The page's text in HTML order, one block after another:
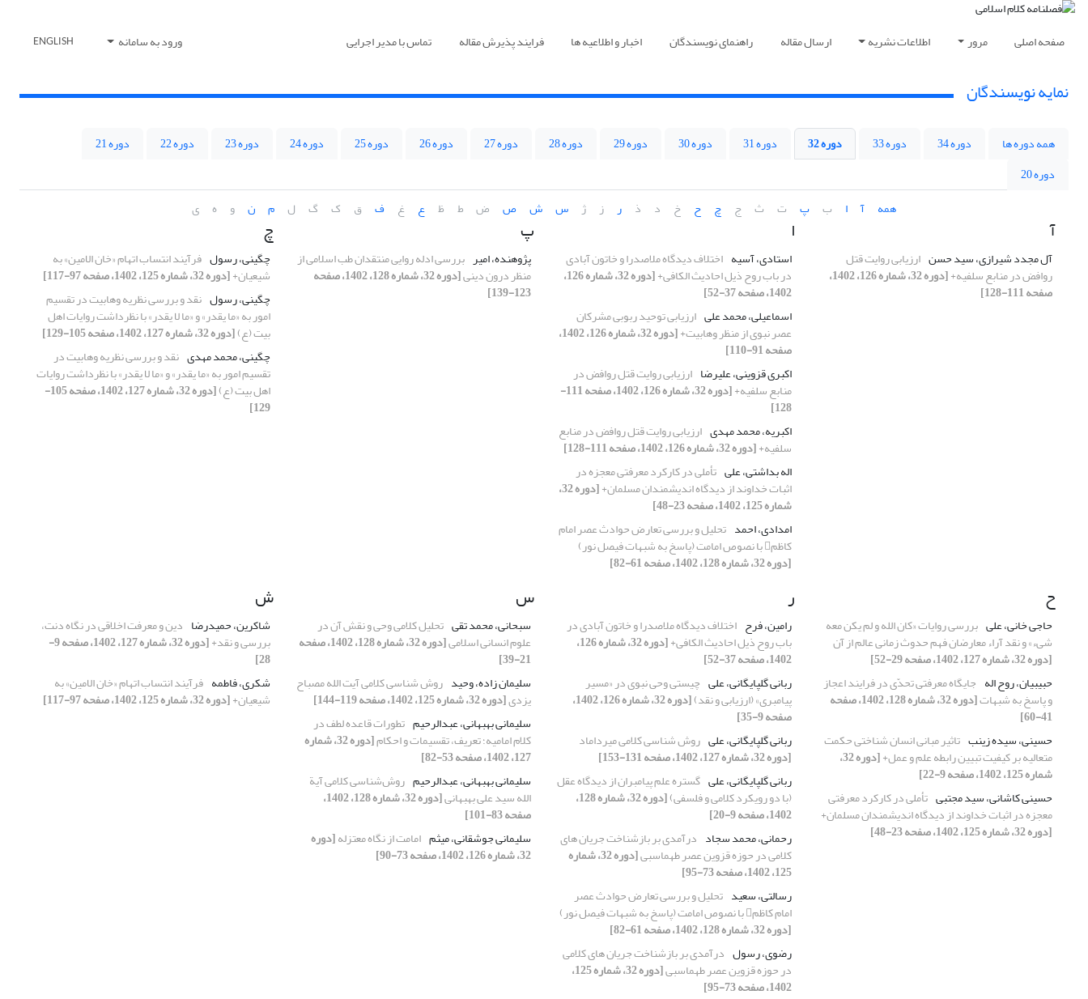
صفحه اصلی مرور اطلاعات نشریه ارسال مقاله راهنمای نویسندگان اخبار و اطلاعیه ها فرایند پذیرش مقاله تماس با مدیر اجرایی ورود به سامانه ENGLISH
نمایه نویسندگان
همه دوره ها دوره 34 دوره 33 دوره 32 دوره 31 دوره 30 دوره 29 دوره 28 دوره 27 دوره 26 دوره 25 دوره 24 دوره 23 دوره 22
دوره 21
دوره 20
همه
آ ا ب پ ت ث ج چ ح خ د ذ ر ز ژ س ش ص ض ط ظ ع غ ف ق ک گ ل م ن و ه ی
آ
آل مجدد شیرازی، سید حسن ارزیابی روایت قتل
روافض در منابع سلفیه+ [دوره 32، شماره 126، 1402،
صفحه 111-128]
ا
استادی، آسیه اختلاف دیدگاه ملاصدرا و خاتون آبادی
در باب روح ذیل احادیث الکافی+ [دوره 32، شماره 126،
1402، صفحه 37-52]
اسماعیلی، محمد علی ارزیابی توحید ربوبی مشرکان
عصر نبوی از منظر وهابیت+ [دوره 32، شماره 126، 1402،
صفحه 91-110]
اکبری قزوینی، علیرضا ارزیابی روایت قتل روافض در
منابع سلفیه+ [دوره 32، شماره 126، 1402، صفحه 111-
128]
اکبریه، محمد مهدی ارزیابی روایت قتل روافض در منابع
سلفیه+[دوره 32، شماره 126، 1402، صفحه 111-128]
اله بداشتی، علی تأملی در کارکرد معرفتی معجزه در
اثبات خداوند از دیدگاه اندیشمندان مسلمان+ [دوره 32،
شماره 125، 1402، صفحه 23-48]
امدادی، احمد تحلیل و بررسی تعارض حوادث عصر امام
کاظم با نصوص امامت (پاسخ به شبهات فیصل نور)
[دوره 32، شماره 128، 1402، صفحه 61-82]
پ
پژوهنده، امیر بررسی ادله روایی منتقدان طب اسلامی از
منظر درون دینی [دوره 32، شماره 128، 1402، صفحه
123-139]
چ
چگینی، رسول فرآیند انتساب اتهام «خان الامین» به
شیعیان+[دوره 32، شماره 125، 1402، صفحه 97-117]
چگینی، رسول نقد و بررسی نظریه وهابیت در تقسیم
امور به «ما یقدر» و «ما لا یقدر» با نظرداشت روایات اهل
بیت (ع)[دوره 32، شماره 127، 1402، صفحه 105-129]
چگینی، محمد مهدی نقد و بررسی نظریه وهابیت در
تقسیم امور به «ما یقدر» و «ما لا یقدر» با نظرداشت روایات
اهل بیت (ع) [دوره 32، شماره 127، 1402، صفحه 105-
129]
ح
حاجی خانی، علی بررسی روایات «کان الله و لم یکن معه
شیء» و نقد آراء معارضان فهم حدوث زمانی عالم از آن
[دوره 32، شماره 127، 1402، صفحه 29-52]
حبیبیان، روح اله جایگاه معرفتی تحدّی در فرایند اعجاز
و پاسخ به شبهات [دوره 32، شماره 128، 1402، صفحه
41-60]
حسینی، سیده زینب تاثیر مبانی انسان شناختی حکمت
متعالیه بر کیفیت تبیین رابطه علم و عمل+ [دوره 32،
شماره 125، 1402، صفحه 9-22]
حسینی کاشانی، سید مجتبی تأملی در کارکرد معرفتی
معجزه در اثبات خداوند از دیدگاه اندیشمندان مسلمان+
[دوره 32، شماره 125، 1402، صفحه 23-48]
ر
رامین، فرح اختلاف دیدگاه ملاصدرا و خاتون آبادی در
باب روح ذیل احادیث الکافی+ [دوره 32، شماره 126،
1402، صفحه 37-52]
ربانی گلپایگانی، علی چیستی وحی نبوی در «مسیر
پیامبری» (ارزیابی و نقد) [دوره 32، شماره 126، 1402،
صفحه 9-35]
ربانی گلپایگانی، علی روش شناسی کلامی میرداماد
[دوره 32، شماره 127، 1402، صفحه 131-153]
ربانی گلپایگانی، علی گستره علم پیامبران از دیدگاه عقل
(با دو رویکرد کلامی و فلسفی) [دوره 32، شماره 128،
1402، صفحه 9-20]
رحمانی، محمد سجاد درآمدی بر بازشناخت جریان‌ های
کلامی در ‌حوزه قزوین عصر طهماسبی [دوره 32، شماره
125، 1402، صفحه 73-95]
رسالتی، سعید تحلیل و بررسی تعارض حوادث عصر
امام کاظم با نصوص امامت (پاسخ به شبهات فیصل نور)
[دوره 32، شماره 128، 1402، صفحه 61-82]
رضوی، رسول درآمدی بر بازشناخت جریان‌ های کلامی
در ‌حوزه قزوین عصر طهماسبی [دوره 32، شماره 125،
1402، صفحه 73-95]
س
سبحانی، محمد تقی تحلیل کلامی وحی و نقش آن در
علوم انسانی اسلامی [دوره 32، شماره 128، 1402، صفحه
21-39]
سلیمان زاده، وحید روش شناسی کلامی آیت الله مصباح
یزدی[دوره 32، شماره 125، 1402، صفحه 119-144]
سلیمانی بهبهانی، عبدالرحیم تطورات قاعده لطف در
کلام امامیه؛ تعریف، تقسیمات و احکام [دوره 32، شماره
127، 1402، صفحه 53-82]
سلیمانی بهبهانی، عبدالرحیم روش‌شناسی کلامی آیة
الله سید علی بهبهانی [دوره 32، شماره 128، 1402،
صفحه 83-101]
سلیمانی جوشقانی، میثم امامت از نگاه معتزله[دوره
32، شماره 126، 1402، صفحه 73-90]
ش
شاکرین، حمیدرضا دین و معرفت اخلاقی در نگاه دنت،
بررسی و نقد+ [دوره 32، شماره 127، 1402، صفحه 9-
28]
شکری، فاطمه فرآیند انتساب اتهام «خان الامین» به
شیعیان+[دوره 32، شماره 125، 1402، صفحه 97-117]